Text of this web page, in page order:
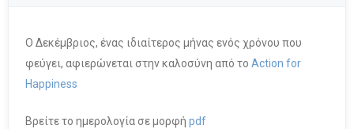
Ο Δεκέμβριος, ένας ιδιαίτερος μήνας ενός χρόνου που
φεύγει, αφιερώνεται στην καλοσύνη από το Action for
Happiness
Βρείτε το ημερολογία σε μορφή pdf